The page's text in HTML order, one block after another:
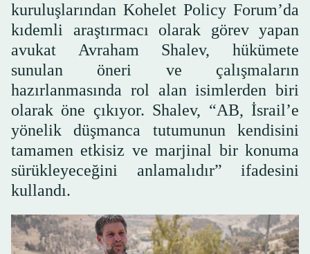
kuruluşlarından Kohelet Policy Forum’da
kıdemli araştırmacı olarak görev yapan
avukat Avraham Shalev, hükümete
sunulan öneri ve çalışmaların
hazırlanmasında rol alan isimlerden biri
olarak öne çıkıyor. Shalev, “AB, İsrail’e
yönelik düşmanca tutumunun kendisini
tamamen etkisiz ve marjinal bir konuma
sürükleyeceğini anlamalıdır” ifadesini
kullandı.